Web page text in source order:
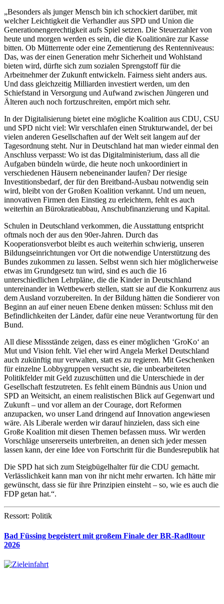
„Besonders als junger Mensch bin ich schockiert darüber, mit
welcher Leichtigkeit die Verhandler aus SPD und Union die
Generationengerechtigkeit aufs Spiel setzen. Die Steuerzahler von
heute und morgen werden es sein, die die Koalitionäre zur Kasse
bitten. Ob Mütterrente oder eine Zementierung des Rentenniveaus:
Das, was der einen Generation mehr Sicherheit und Wohlstand
bieten wird, dürfte sich zum sozialen Sprengstoff für die
Arbeitnehmer der Zukunft entwickeln. Fairness sieht anders aus.
Und dass gleichzeitig Milliarden investiert werden, um den
Schiefstand in Versorgung und Aufwand zwischen Jüngeren und
Älteren auch noch fortzuschreiten, empört mich sehr.
In der Digitalisierung bietet eine mögliche Koalition aus CDU, CSU
und SPD nicht viel: Wir verschlafen einen Strukturwandel, der bei
vielen anderen Gesellschaften auf der Welt seit langem auf der
Tagesordnung steht. Nur in Deutschland hat man wieder einmal den
Anschluss verpasst: Wo ist das Digitalministerium, dass all die
Aufgaben bündeln würde, die heute noch unkoordiniert in
verschiedenen Häusern nebeneinander laufen? Der riesige
Investitionsbedarf, der für den Breitband-Ausbau notwendig sein
wird, bleibt von der Großen Koalition verkannt. Und um neuen,
innovativen Firmen den Einstieg zu erleichtern, fehlt es auch
weiterhin an Bürokratieabbau, Anschubfinanzierung und Kapital.
Schulen in Deutschland verkommen, die Ausstattung entspricht
oftmals noch der aus den 90er-Jahren. Durch das
Kooperationsverbot bleibt es auch weiterhin schwierig, unseren
Bildungseinrichtungen vor Ort die notwendige Unterstützung des
Bundes zukommen zu lassen. Selbst wenn sich hier möglicherweise
etwas im Grundgesetz tun wird, sind es auch die 16
unterschiedlichen Lehrpläne, die die Kinder in Deutschland
untereinander in Wettbewerb stellen, statt sie auf die Konkurrenz aus
dem Ausland vorzubereiten. In der Bildung hätten die Sondierer von
Beginn an auf einer neuen Ebene denken müssen: Schluss mit den
Befindlichkeiten der Länder, dafür eine neue Verantwortung für den
Bund.
All diese Missstände zeigen, dass es einer möglichen ‘GroKo‘ an
Mut und Vision fehlt. Viel eher wird Angela Merkel Deutschland
auch zukünftig nur verwalten, statt es zu regieren. Mit Geschenken
für einzelne Lobbygruppen versucht sie, die unbearbeiteten
Politikfelder mit Geld zuzuschütten und die Unterschiede in der
Gesellschaft festzutreten. Es fehlt einem Bündnis aus Union und
SPD an Weitsicht, an einem realistischen Blick auf Gegenwart und
Zukunft – und vor allem an der Courage, dort Reformen
anzupacken, wo unser Land dringend auf Innovation angewiesen
wäre. Als Liberale werden wir darauf hinzielen, dass sich eine
Große Koalition mit diesen Themen befassen muss. Wir werden
Vorschläge unsererseits unterbreiten, an denen sich jeder messen
lassen kann, der eine Idee von Fortschritt für die Bundesrepublik hat
Die SPD hat sich zum Steigbügelhalter für die CDU gemacht.
Verlässlichkeit kann man von ihr nicht mehr erwarten. Ich hätte mir
gewünscht, dass sie für ihre Prinzipien einsteht – so, wie es auch die
FDP getan hat.“.
Ressort: Politik
Bad Füssing begeistert mit großem Finale der BR-Radltour
2026